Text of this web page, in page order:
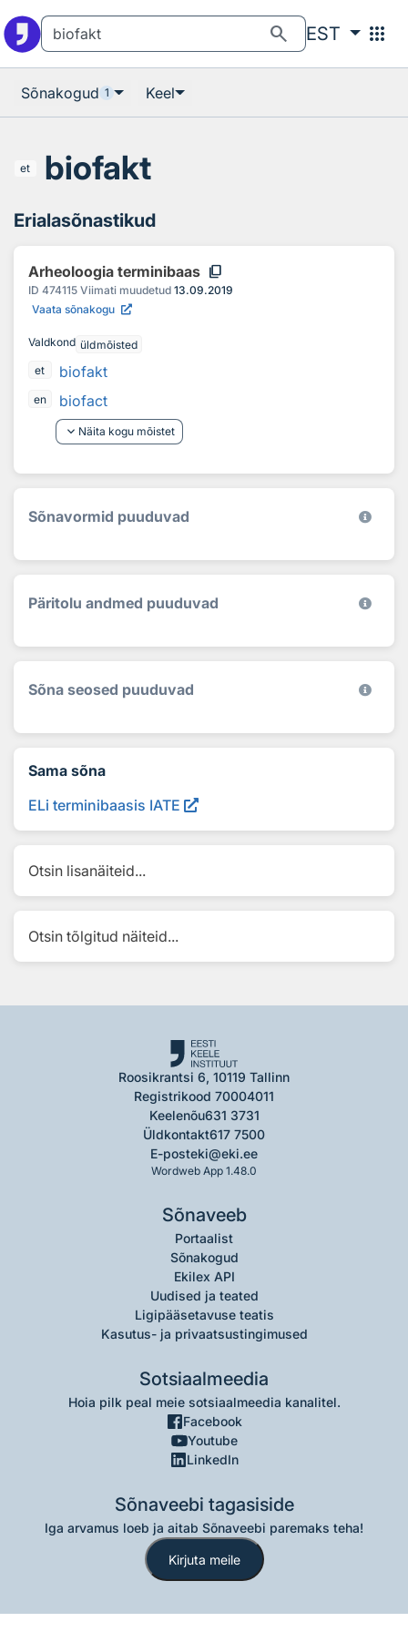
search EST apps
Sõnakogud 1 Keel
et biofakt
Erialasõnastikud
Arheoloogia terminibaas content_copy
ID 474115 Viimati muudetud 13.09.2019
Vaata sõnakogu
Valdkond üldmõisted
et
biofakt
en
biofact
keyboard_arrow_down Näita kogu mõistet
Sõnavormid puuduvad
Päritolu andmed puuduvad
Sõna seosed puuduvad
Sama sõna
ELi terminibaasis IATE
Otsin lisanäiteid...
Otsin tõlgitud näiteid...
Roosikrantsi 6, 10119 Tallinn
Registrikood 70004011
Keelenõu631 3731
Üldkontakt617 7500
E-posteki@eki.ee
Wordweb App 1.48.0
Sõnaveeb
Portaalist
Sõnakogud
Ekilex API
Uudised ja teated
Ligipääsetavuse teatis
Kasutus- ja privaatsustingimused
Sotsiaalmeedia
Hoia pilk peal meie sotsiaalmeedia kanalitel.
Facebook
Youtube
LinkedIn
Sõnaveebi tagasiside
Iga arvamus loeb ja aitab Sõnaveebi paremaks teha!
Kirjuta meile